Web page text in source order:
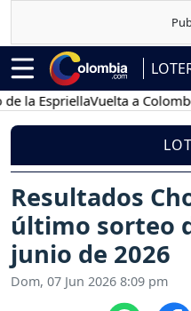
Vuelta a Colombia
Resultados
último sorteo
junio de 2026
Dom, 07 Jun 2026 8:09 pm